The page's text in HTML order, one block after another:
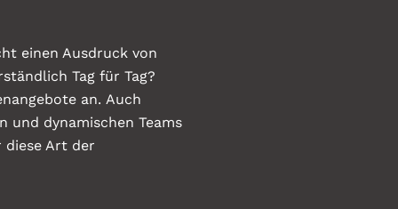
einen Ausdruck von
Tag für Tag?
an. Auch
dynamischen Teams
Art der